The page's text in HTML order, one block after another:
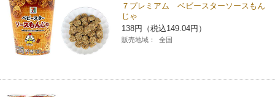
７プレミアム ベビースターソースもん
じゃ
138円（税込149.04円）
販売地域： 全国